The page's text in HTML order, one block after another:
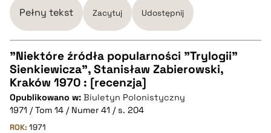
pobierz cytat
Pełny tekst Zacytuj Udostępnij
CZYSTY TEKST
pobierz cytat
"Niektóre źródła popularności "Trylogii"
Sienkiewicza", Stanisław Zabierowski,
Kraków 1970 : [recenzja]
Opublikowano w: Biuletyn Polonistyczny
1971 / Tom 14 / Numer 41 / s. 204
ROK: 1971